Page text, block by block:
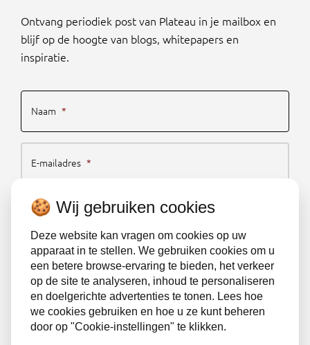
Ontvang periodiek post van Plateau in je mailbox en
blijf op de hoogte van blogs, whitepapers en
inspiratie.
Naam *
E-mailadres *
Schrijf je nu in
Algemene voorwaarden Klachtenregeling
Privacybeleid Sitemap
Gedragscode NRTO
🍪 Wij gebruiken cookies
Deze website kan vragen om cookies op uw
apparaat in te stellen. We gebruiken cookies om u
een betere browse-ervaring te bieden, het verkeer
op de site te analyseren, inhoud te personaliseren
en doelgerichte advertenties te tonen. Lees hoe
we cookies gebruiken en hoe u ze kunt beheren
door op "Cookie-instellingen" te klikken.